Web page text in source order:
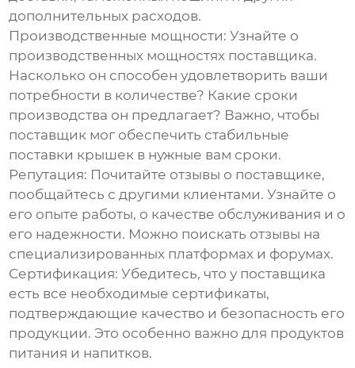
дополнительных расходов.
Производственные мощности: Узнайте о
производственных мощностях поставщика.
Насколько он способен удовлетворить ваши
потребности в количестве? Какие сроки
производства он предлагает? Важно, чтобы
поставщик мог обеспечить стабильные
поставки крышек в нужные вам сроки.
Репутация: Почитайте отзывы о поставщике,
пообщайтесь с другими клиентами. Узнайте о
его опыте работы, о качестве обслуживания и о
его надежности. Можно поискать отзывы на
специализированных платформах и форумах.
Сертификация: Убедитесь, что у поставщика
есть все необходимые сертификаты,
подтверждающие качество и безопасность его
продукции. Это особенно важно для продуктов
питания и напитков.